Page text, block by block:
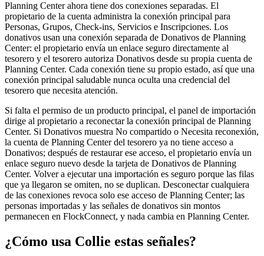
Planning Center ahora tiene dos conexiones separadas. El
propietario de la cuenta administra la conexión principal para
Personas, Grupos, Check-ins, Servicios e Inscripciones. Los
donativos usan una conexión separada de Donativos de Planning
Center: el propietario envía un enlace seguro directamente al
tesorero y el tesorero autoriza Donativos desde su propia cuenta de
Planning Center. Cada conexión tiene su propio estado, así que una
conexión principal saludable nunca oculta una credencial del
tesorero que necesita atención.
Si falta el permiso de un producto principal, el panel de importación
dirige al propietario a reconectar la conexión principal de Planning
Center. Si Donativos muestra No compartido o Necesita reconexión,
la cuenta de Planning Center del tesorero ya no tiene acceso a
Donativos; después de restaurar ese acceso, el propietario envía un
enlace seguro nuevo desde la tarjeta de Donativos de Planning
Center. Volver a ejecutar una importación es seguro porque las filas
que ya llegaron se omiten, no se duplican. Desconectar cualquiera
de las conexiones revoca solo ese acceso de Planning Center; las
personas importadas y las señales de donativos sin montos
permanecen en FlockConnect, y nada cambia en Planning Center.
¿Cómo usa Collie estas señales?